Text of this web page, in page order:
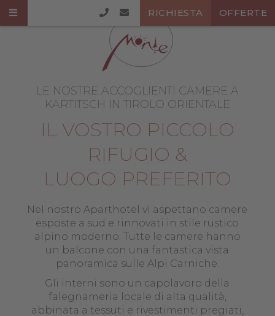
OFFERTE
RICHIESTA
LE NOSTRE ACCOGLIENTI CAMERE A
KARTITSCH IN TIROLO ORIENTALE
IL VOSTRO PICCOLO
RIFUGIO &
LUOGO PREFERITO
Nel nostro Aparthotel vi aspettano camere
esposte a sud e rinnovati in stile rustico
alpino moderno. Tutte le camere hanno
un balcone con una fantastica vista
panoramica sulle Alpi Carniche.
Gli interni sono un capolavoro della
falegnameria locale di alta qualità,
abbinata a tessuti e rivestimenti pregiati,